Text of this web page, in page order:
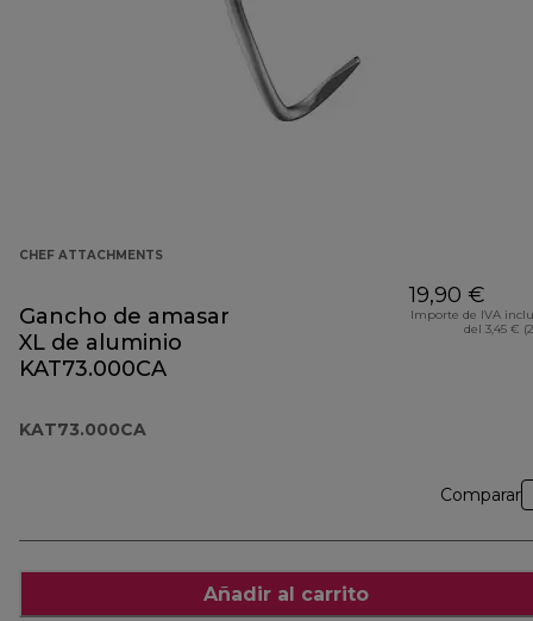
CHEF ATTACHMENTS
Gancho de amasar
XL de aluminio
KAT73.000CA
KAT73.000CA
19,90 €
Importe de IVA
del 3,45 €
Comparar
Añadir al carrito